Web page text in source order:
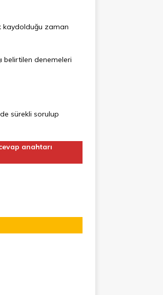
kaydolduğu zaman
belirtilen denemeleri
sürekli sorulup
anahtarı